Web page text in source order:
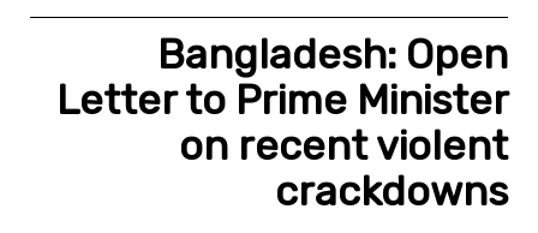
Bangladesh: Open
Letter to Prime Minister
on recent violent
crackdowns